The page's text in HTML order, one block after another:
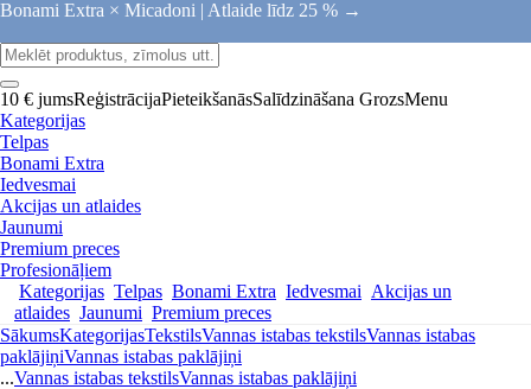
Bonami Extra × Micadoni | Atlaide līdz 25 % →
10 € jumsReģistrācijaPieteikšanāsSalīdzināšana GrozsMenu
Kategorijas
Telpas
Bonami Extra
Iedvesmai
Akcijas un atlaides
Jaunumi
Premium preces
Profesionāļiem
Kategorijas Telpas Bonami Extra Iedvesmai Akcijas un
atlaides Jaunumi Premium preces
SākumsKategorijasTekstilsVannas istabas tekstilsVannas istabas
paklājiņiVannas istabas paklājiņi
...Vannas istabas tekstilsVannas istabas paklājiņi